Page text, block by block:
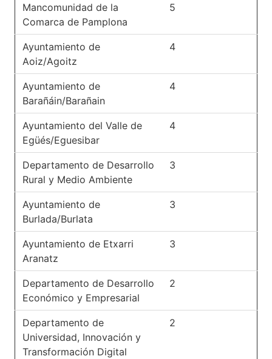
Mancomunidad de la
Comarca de Pamplona
5
Ayuntamiento de
Aoiz/Agoitz
4
Ayuntamiento de
Barañáin/Barañain
4
Ayuntamiento del Valle de
Egüés/Eguesibar
4
Departamento de Desarrollo
Rural y Medio Ambiente
3
Ayuntamiento de
Burlada/Burlata
3
Ayuntamiento de Etxarri
Aranatz
3
Departamento de Desarrollo
Económico y Empresarial
2
Departamento de
Universidad, Innovación y
Transformación Digital
2